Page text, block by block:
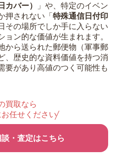
カバー）
」や、特定のイベン
押されない「 特殊通信日付印
その場所でしか手に入らない
ョン的な価値が生まれます。
から送られた郵便物（軍事郵
、歴史的な資料価値を持つ消
要があり高値のつく可能性も
買取なら
任せください
・査定はこちら